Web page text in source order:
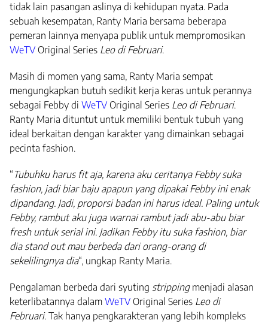
tidak lain pasangan aslinya di kehidupan nyata. Pada
sebuah kesempatan, Ranty Maria bersama beberapa
pemeran lainnya menyapa publik untuk mempromosikan
WeTV Original Series Leo di Februari.
Masih di momen yang sama, Ranty Maria sempat
mengungkapkan butuh sedikit kerja keras untuk perannya
sebagai Febby di WeTV Original Series Leo di Februari.
Ranty Maria dituntut untuk memiliki bentuk tubuh yang
ideal berkaitan dengan karakter yang dimainkan sebagai
pecinta fashion.
“ Tubuhku harus fit aja, karena aku ceritanya Febby suka
fashion, jadi biar baju apapun yang dipakai Febby ini enak
dipandang. Jadi, proporsi badan ini harus ideal. Paling untuk
Febby, rambut aku juga warnai rambut jadi abu-abu biar
fresh untuk serial ini. Jadikan Febby itu suka fashion, biar
dia stand out mau berbeda dari orang-orang di
sekelilingnya dia“, ungkap Ranty Maria.
Pengalaman berbeda dari syuting strippingmenjadi alasan
keterlibatannya dalam WeTV Original Series Leo di
Februari. Tak hanya pengkarakteran yang lebih kompleks